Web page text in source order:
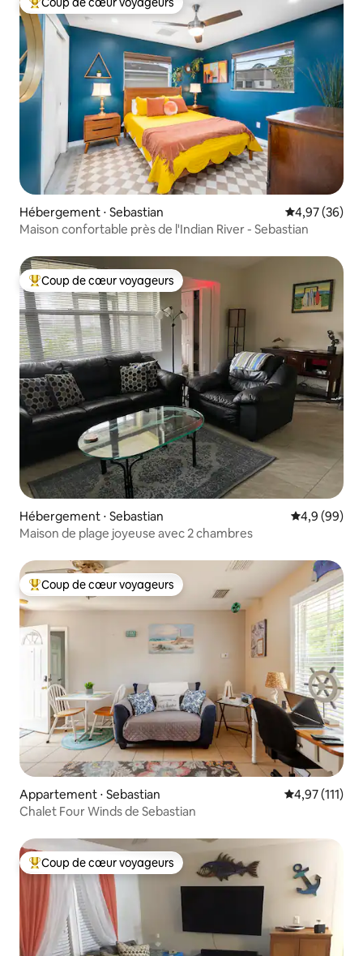
Coups de cœur voyageurs les plus appréciés
Hébergement ⋅ Sebastian Évaluation
4,97 (36)
Maison confortable près de l'Indian River - Sebastian
Coups de cœur voyageurs les plus appréciés
Coup de cœur voyageurs
Hébergement ⋅ Sebastian Évaluation
4,9 (99)
Maison de plage joyeuse avec 2 chambres
Coups de cœur voyageurs les plus appréciés
Coup de cœur voyageurs
Appartement ⋅ Sebastian Évaluation
4,97 (111)
Chalet Four Winds de Sebastian
Coups de cœur voyageurs les plus appréciés
Coup de cœur voyageurs